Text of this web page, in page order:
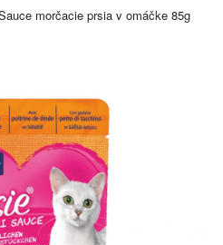
morčacie prsia v omáčke 85g